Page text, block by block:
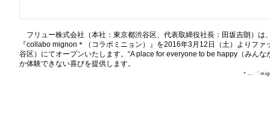
フリュー株式会社（本社：東京都渋谷区、代表取締役社長：田坂吉朗）は
『collabo mignon＊（コラボミニョン）』を2016年3月12日（土）よりフ
谷区）にてオープンいたします。“A place for everyone to be happy（みん
か体験できない喜びを提供します。
＊… 「